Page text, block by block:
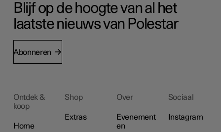
Blijf op de hoogte van al het
laatste nieuws van Polestar
Abonneren
Ontdek &
koop
Home
Shop
Extras
Over
Evenement
en
Sociaal
Instagram